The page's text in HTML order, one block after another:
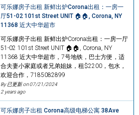
可乐娜房子出租 新鲜出炉Corona出租：一房一
厅51-02 101st Street UNIT 🏠🏠, Corona, NY
11368 近大中华超市
可乐娜房子出租 新鲜出炉Corona出租：一房一厅
51-02 101st Street UNIT 🏠🏠, Corona, NY
11368 近大中华超市，7号地铁，巴士方便，适
合夫妻小家庭或者兄弟姐妹，租$2200，包水，
欢迎合作，7185082899
By 已更新 on07/21/2024
2 years ago
可乐娜房子出租 Corona高级电梯公寓 38Ave